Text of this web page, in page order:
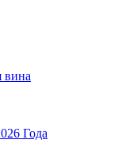
вина
Года